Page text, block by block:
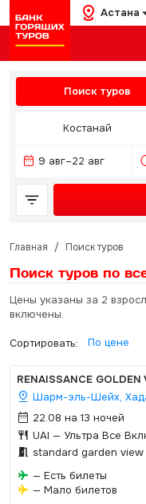
Астана
Поиск туров
Костанай
9 авг–22 авг
Главная / Поиск туров
Поиск туров по
Цены указаны за 2
включены.
Сортировать: По цене
RENAISSANCE GOLDEN
Шарм-эль-Шейх,
22.08 на 13 ночей
UAI — Ультра Все
standard garden view
— Есть билеты
— Мало билетов